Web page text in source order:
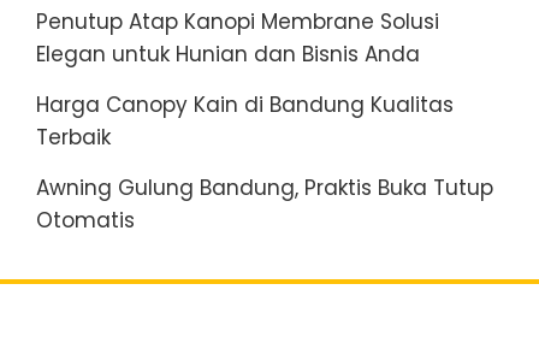
Penutup Atap Kanopi Membrane Solusi
Elegan untuk Hunian dan Bisnis Anda
Harga Canopy Kain di Bandung Kualitas
Terbaik
Awning Gulung Bandung, Praktis Buka Tutup
Otomatis